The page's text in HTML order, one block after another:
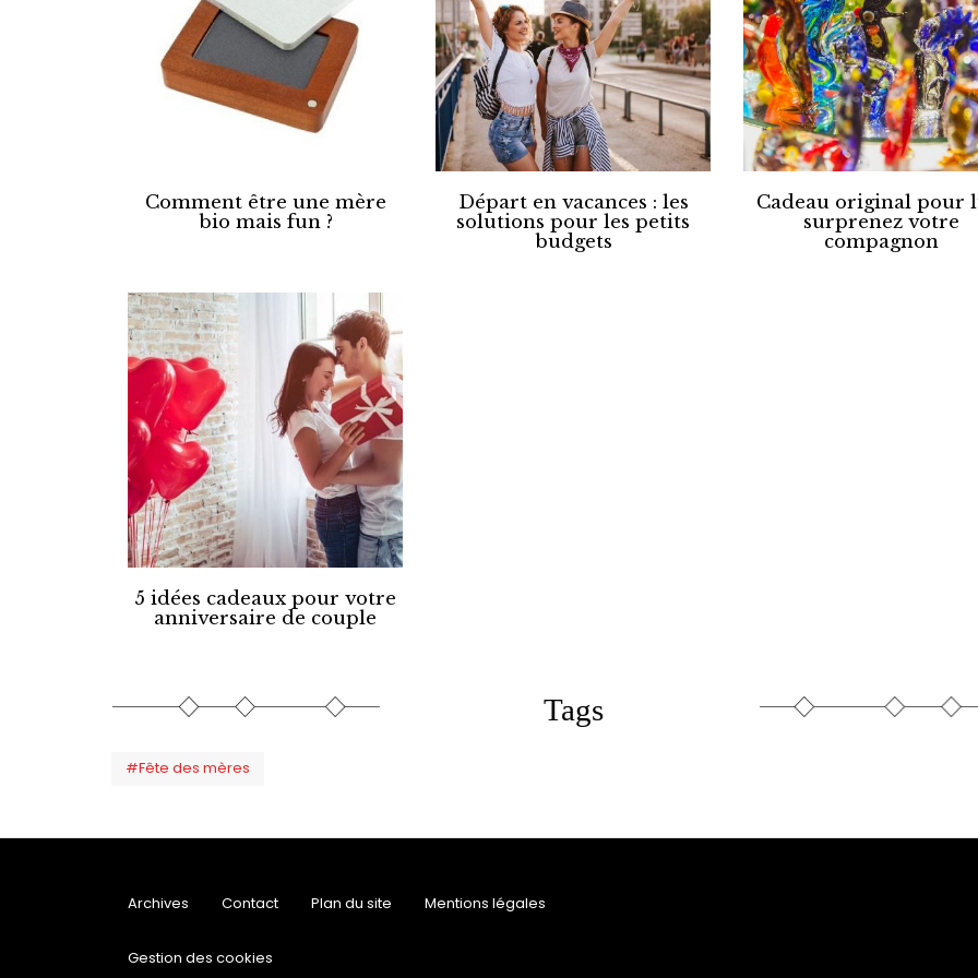
Comment être une mère
bio mais fun ?
Départ en vacances : les
solutions pour les petits
budgets
Cadeau original pour
surprenez votre
compagnon
5 idées cadeaux pour votre
anniversaire de couple
Tags
#Fête des mères
Archives Contact Plan du site Mentions légales
Gestion des cookies